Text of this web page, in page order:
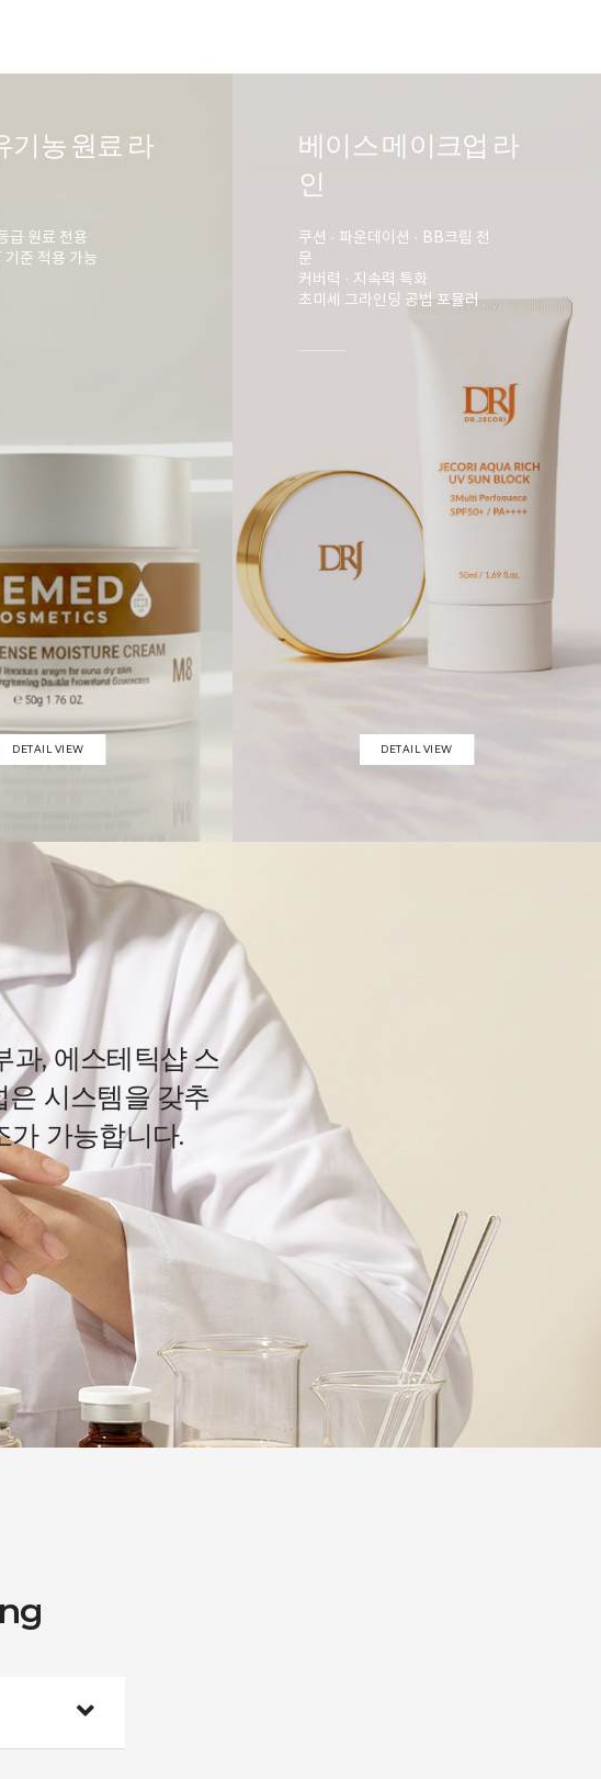
기농 원료 라
급 원료 전용
기준 적용 가능
DETAIL VIEW
베이스 메이크업 라
인
쿠션 · 파운데이션 · BB크림 전
문
커버력 · 지속력 특화
초미세 그라인딩 공법 포뮬러
DETAIL VIEW
과, 에스테틱샵 스
은 시스템을 갖추
가 가능합니다.